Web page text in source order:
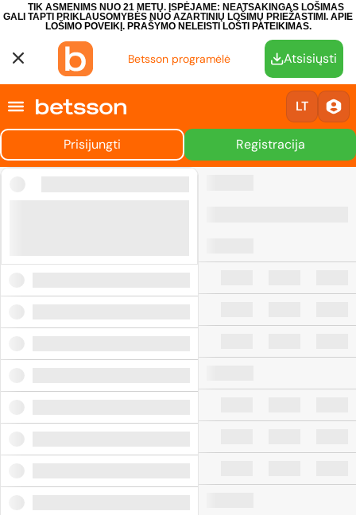
TIK ASMENIMS NUO 21 METŲ. ĮSPĖJAME: NEATSAKINGAS LOŠIMAS
GALI TAPTI PRIKLAUSOMYBĖS NUO AZARTINIŲ LOŠIMŲ PRIEŽASTIMI. APIE
LOŠIMO POVEIKĮ. PRAŠYMO NELEISTI LOŠTI PATEIKIMAS.
Betsson programėlė Atsisiųsti
LT
Prisijungti Registracija